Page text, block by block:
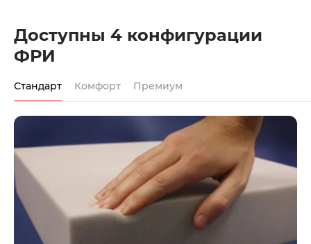
Доступны 4 конфигурации
ФРИ
Стандарт Комфорт Премиум